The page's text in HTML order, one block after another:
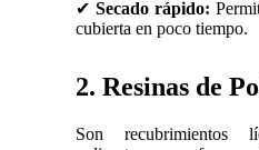
✔ Secado rápido:
cubierta en poco tiempo.
2. Resinas de
Son